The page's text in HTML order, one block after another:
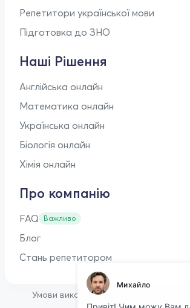
Репетитори української мови
Підготовка до ЗНО
Наші Рішення
Англійська онлайн
Математика онлайн
Українська онлайн
Біологія онлайн
Хімія онлайн
Про компанію
FAQ Важливо
Блог
Стань репетитором
Умови використання